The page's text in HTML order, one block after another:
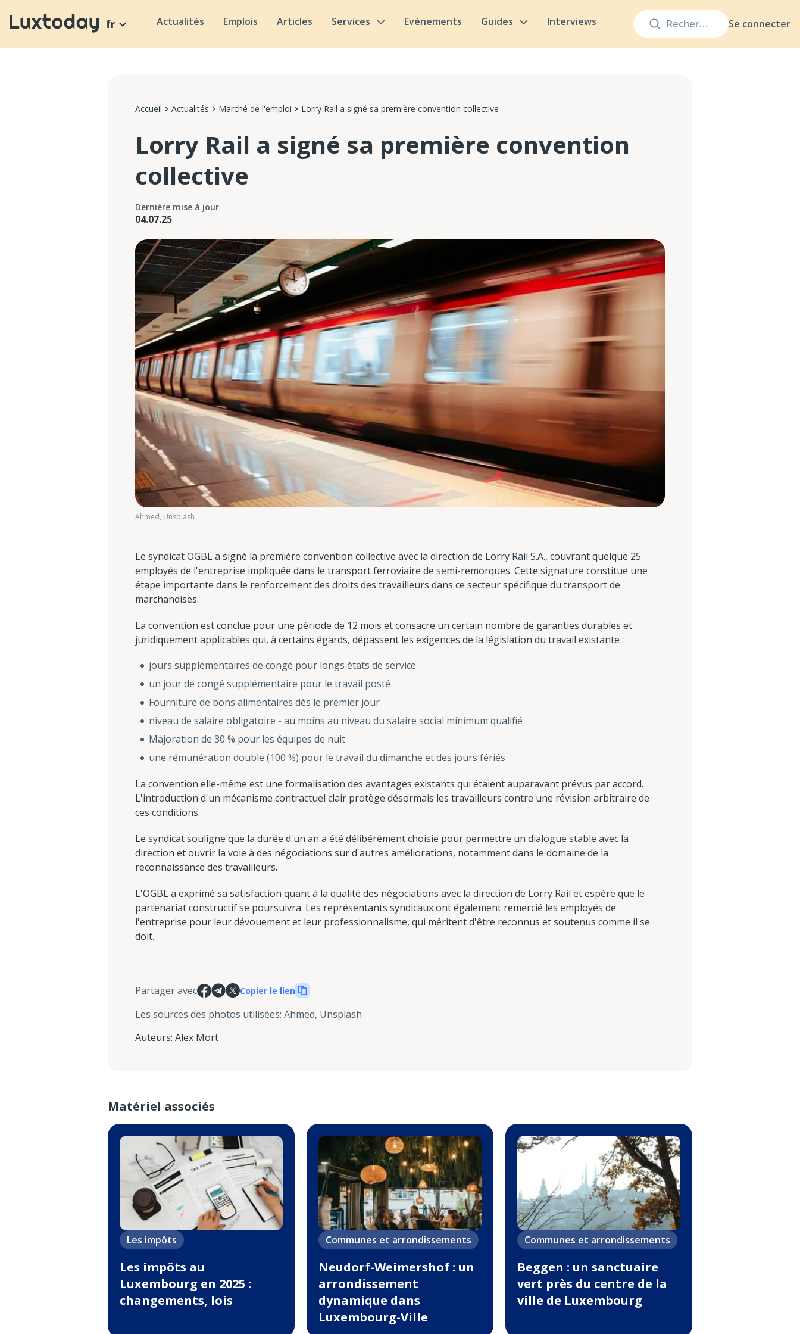
Se connecter
fr Actualités Emplois Articles Services Evénements Guides Interviews
Accueil Actualités Marché de l'emploi Lorry Rail a signé sa première convention collective
Lorry Rail a signé sa première convention
collective
Dernière mise à jour
04.07.25
Ahmed, Unsplash
Le syndicat OGBL a signé la première convention collective avec la direction de Lorry Rail S.A., couvrant quelque 25
employés de l'entreprise impliquée dans le transport ferroviaire de semi-remorques. Cette signature constitue une
étape importante dans le renforcement des droits des travailleurs dans ce secteur spécifique du transport de
marchandises.
La convention est conclue pour une période de 12 mois et consacre un certain nombre de garanties durables et
juridiquement applicables qui, à certains égards, dépassent les exigences de la législation du travail existante :
jours supplémentaires de congé pour longs états de service
un jour de congé supplémentaire pour le travail posté
Fourniture de bons alimentaires dès le premier jour
niveau de salaire obligatoire - au moins au niveau du salaire social minimum qualifié
Majoration de 30 % pour les équipes de nuit
une rémunération double (100 %) pour le travail du dimanche et des jours fériés
La convention elle-même est une formalisation des avantages existants qui étaient auparavant prévus par accord.
L'introduction d'un mécanisme contractuel clair protège désormais les travailleurs contre une révision arbitraire de
ces conditions.
Le syndicat souligne que la durée d'un an a été délibérément choisie pour permettre un dialogue stable avec la
direction et ouvrir la voie à des négociations sur d'autres améliorations, notamment dans le domaine de la
reconnaissance des travailleurs.
L'OGBL a exprimé sa satisfaction quant à la qualité des négociations avec la direction de Lorry Rail et espère que le
partenariat constructif se poursuivra. Les représentants syndicaux ont également remercié les employés de
l'entreprise pour leur dévouement et leur professionnalisme, qui méritent d'être reconnus et soutenus comme il se
doit.
Partager avec Copier le lien
Les sources des photos utilisées: Ahmed, Unsplash
Auteurs: Alex Mort
Matériel associés
Les impôts
Les impôts au
Luxembourg en 2025 :
changements, lois
Communes et arrondissements
Neudorf-Weimershof : un
arrondissement
dynamique dans
Luxembourg-Ville
Communes et arrondissements
Beggen : un sanctuaire
vert près du centre de la
ville de Luxembourg